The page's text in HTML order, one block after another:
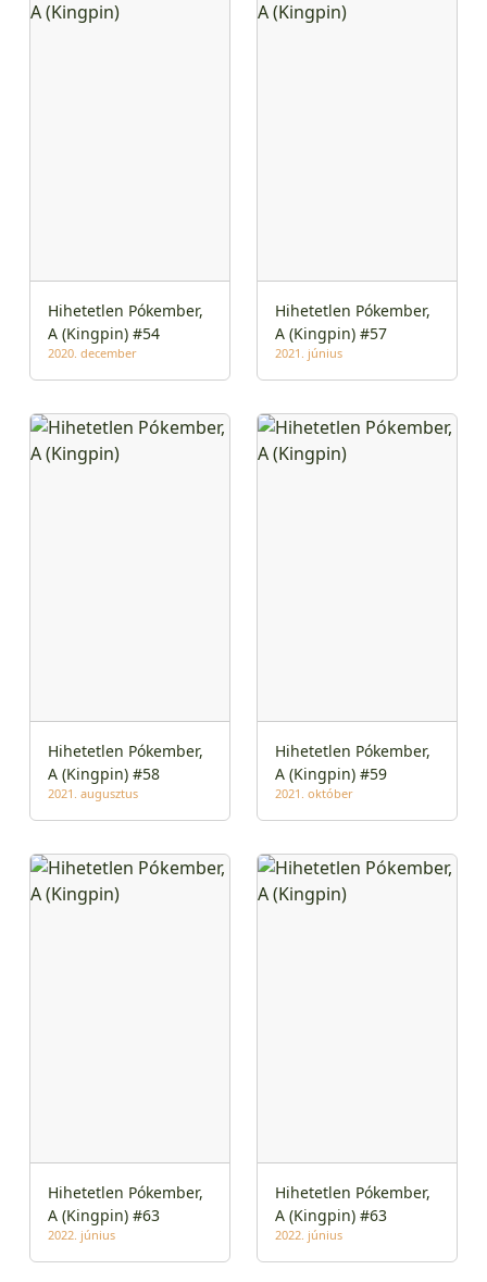
Hihetetlen Pókember,
A (Kingpin) #54
2020. december
Hihetetlen Pókember,
A (Kingpin) #57
2021. június
Hihetetlen Pókember,
A (Kingpin) #58
2021. augusztus
Hihetetlen Pókember,
A (Kingpin) #59
2021. október
Hihetetlen Pókember,
A (Kingpin) #63
2022. június
Hihetetlen Pókember,
A (Kingpin) #63
2022. június